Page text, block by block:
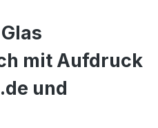
mit Aufdruck
und